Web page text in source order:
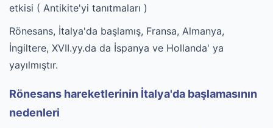
etkisi ( Antikite'yi tanıtmaları )
Rönesans, İtalya'da başlamış, Fransa, Almanya,
İngiltere, XVII.yy.da da İspanya ve Hollanda' ya
yayılmıştır.
Rönesans hareketlerinin İtalya'da başlamasının
nedenleri